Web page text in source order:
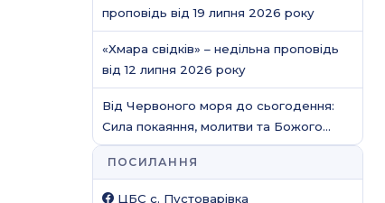
проповідь від 19 липня 2026 року
«Хмара свідків» – недільна проповідь
від 12 липня 2026 року
Від Червоного моря до сьогодення:
Сила покаяння, молитви та Божого
захисту
ПОСИЛАННЯ
ЦБС c. Пустоварівка